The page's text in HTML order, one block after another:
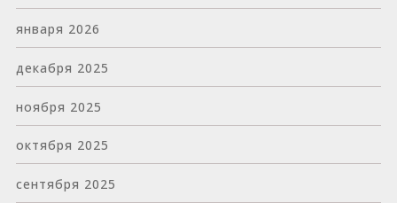
января 2026
декабря 2025
ноября 2025
октября 2025
сентября 2025